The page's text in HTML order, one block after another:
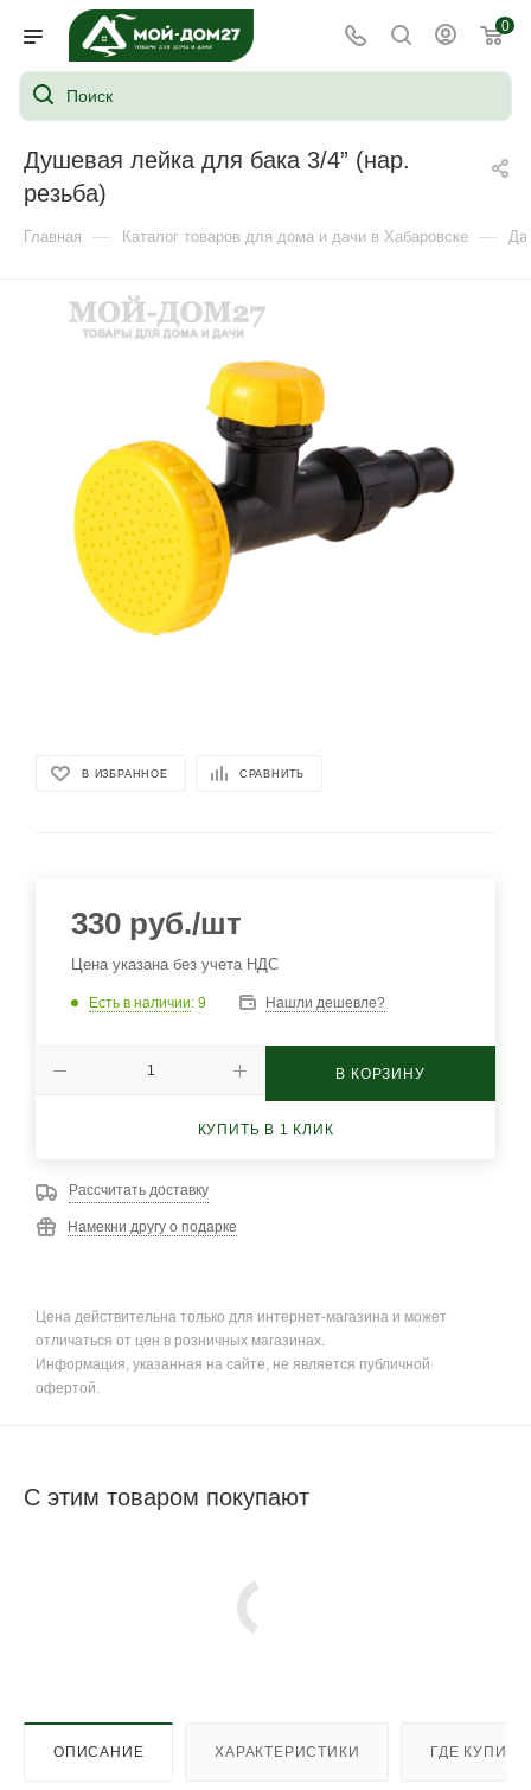
0
Душевая лейка для бака 3/4” (нар.
резьба)
Главная — Каталог товаров для дома и дачи в Хабаровске —
В ИЗБРАННОЕ СРАВНИТЬ
330 руб./шт
Цена указана без учета НДС
Есть в наличии: 9 Нашли дешевле?
В КОРЗИНУ
КУПИТЬ В 1 КЛИК
Рассчитать доставку
Намекни другу о подарке
Цена действительна только для интернет-магазина и может
отличаться от цен в розничных магазинах.
Информация, указанная на сайте, не является публичной
офертой.
С этим товаром покупают
ОПИСАНИЕ ХАРАКТЕРИСТИКИ ГДЕ КУПИТЬ